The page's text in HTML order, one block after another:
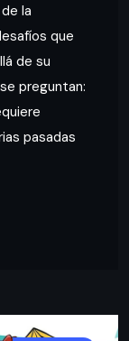
la
que
de su
preguntan:
pasadas